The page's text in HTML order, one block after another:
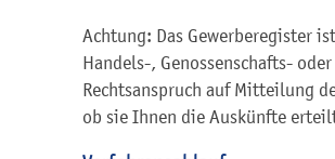
Achtung: Das Gewerberegister
Handels-, Genossenschafts-
Rechtsanspruch auf Mitteilung
ob sie Ihnen die Auskünfte